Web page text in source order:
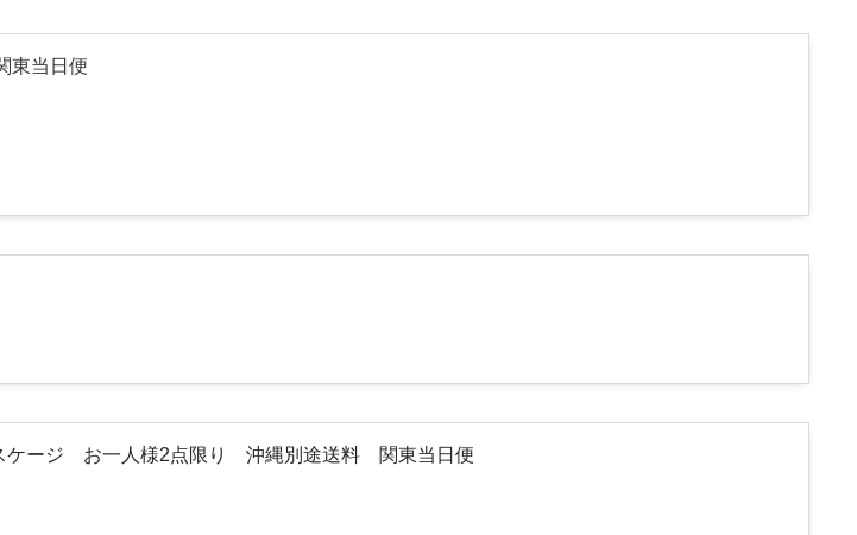
当日便
ジ お一人様2点限り 沖縄別途送料 関東当日便